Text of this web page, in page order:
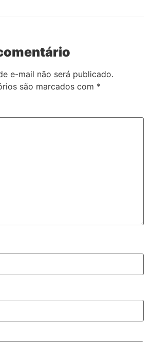
e-mail não será publicado.
são marcados com *